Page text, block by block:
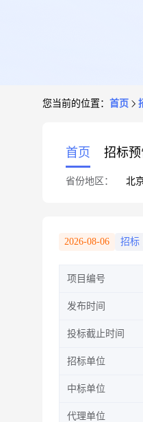
您当前的位置： 首页
首页 招标预
省份地区： 北
2026-08-06 招标
项目编号
发布时间
投标截止时间
招标单位
中标单位
代理单位